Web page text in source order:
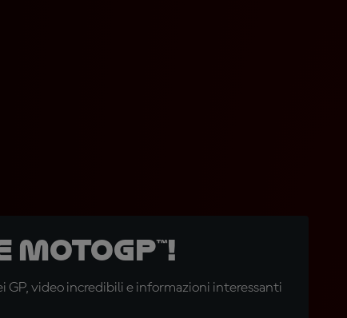
GP, video incredibili e informazioni interessanti